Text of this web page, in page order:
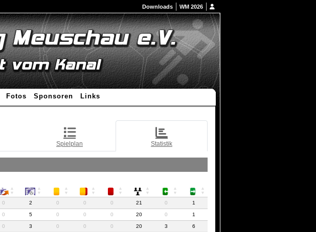
Downloads WM 2026
Fotos Sponsoren Links
Spielplan Statistik
0 2 0 0 0 21 0 1
0 5 0 0 0 20 0 1
0 3 0 0 0 20 3 6